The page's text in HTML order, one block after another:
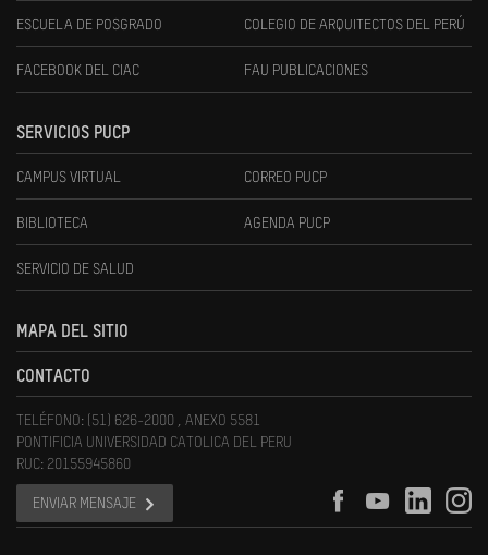
ESCUELA DE POSGRADO COLEGIO DE ARQUITECTOS DEL PERÚ
FACEBOOK DEL CIAC FAU PUBLICACIONES
SERVICIOS PUCP
CAMPUS VIRTUAL CORREO PUCP
BIBLIOTECA AGENDA PUCP
SERVICIO DE SALUD
MAPA DEL SITIO
CONTACTO
TELÉFONO: (51) 626-2000 , ANEXO 5581
PONTIFICIA UNIVERSIDAD CATOLICA DEL PERU
RUC: 20155945860
ENVIAR MENSAJE